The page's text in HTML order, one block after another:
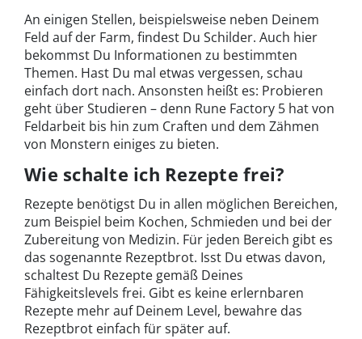
An einigen Stellen, beispielsweise neben Deinem
Feld auf der Farm, findest Du Schilder. Auch hier
bekommst Du Informationen zu bestimmten
Themen. Hast Du mal etwas vergessen, schau
einfach dort nach. Ansonsten heißt es: Probieren
geht über Studieren – denn Rune Factory 5 hat von
Feldarbeit bis hin zum Craften und dem Zähmen
von Monstern einiges zu bieten.
Wie schalte ich Rezepte frei?
Rezepte benötigst Du in allen möglichen Bereichen,
zum Beispiel beim Kochen, Schmieden und bei der
Zubereitung von Medizin. Für jeden Bereich gibt es
das sogenannte Rezeptbrot. Isst Du etwas davon,
schaltest Du Rezepte gemäß Deines
Fähigkeitslevels frei. Gibt es keine erlernbaren
Rezepte mehr auf Deinem Level, bewahre das
Rezeptbrot einfach für später auf.